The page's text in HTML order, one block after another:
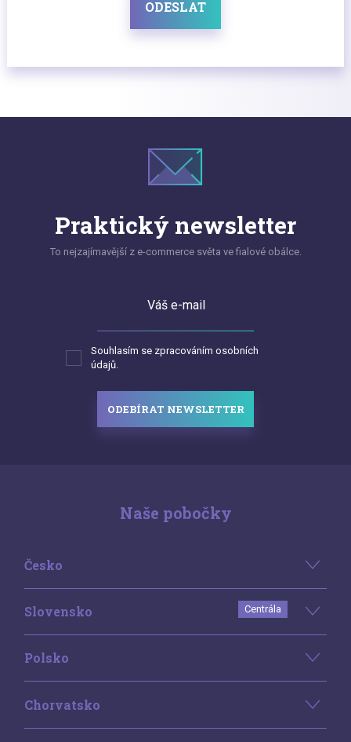
ODESLAT
Praktický newsletter
To nejzajímavější z e-commerce světa ve fialové obálce.
Váš e-mail
Souhlasím se zpracováním osobních
údajů.
ODEBÍRAT NEWSLETTER
Naše pobočky
Česko
Slovensko Centrála
Polsko
Chorvatsko